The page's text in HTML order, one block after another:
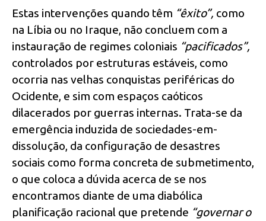
Estas intervenções quando têm “êxito”, como
na Líbia ou no Iraque, não concluem com a
instauração de regimes coloniais “pacificados”,
controlados por estruturas estáveis, como
ocorria nas velhas conquistas periféricas do
Ocidente, e sim com espaços caóticos
dilacerados por guerras internas. Trata-se da
emergência induzida de sociedades-em-
dissolução, da configuração de desastres
sociais como forma concreta de submetimento,
o que coloca a dúvida acerca de se nos
encontramos diante de uma diabólica
planificação racional que pretende “governar o